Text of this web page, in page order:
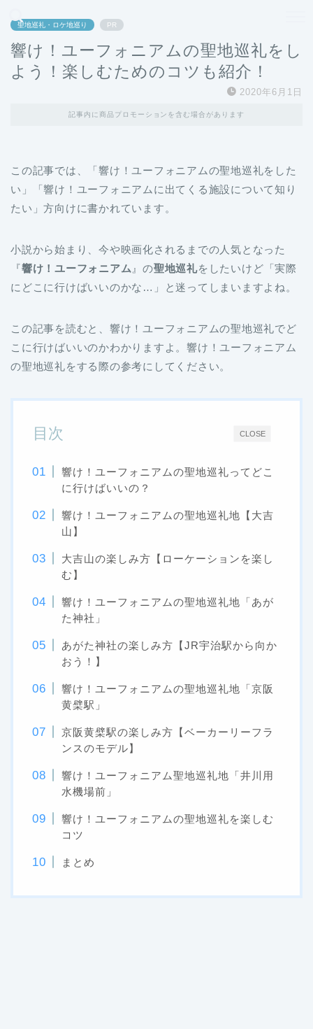
聖地巡礼・ロケ地巡り PR
響け！ユーフォニアムの聖地巡礼をし
よう！楽しむためのコツも紹介！
2020年6月1日
記事内に商品プロモーションを含む場合があります
この記事では、「響け！ユーフォニアムの聖地巡礼をした
い 」「響け！ユーフォニアムに出てくる施設について知り
たい 」方向けに書かれています。
小説から始まり、今や映画化されるまでの人気となった
『響け！ユーフォニアム 』の聖地巡礼をしたいけど「実際
にどこに行けばいいのかな…」と迷ってしまいますよね。
この記事を読むと、響け！ユーフォニアムの聖地巡礼でど
こに行けばいいのかわかりますよ。響け！ユーフォニアム
の聖地巡礼をする際の参考にしてください。
CLOSE
目次
響け！ユーフォニアムの聖地巡礼ってどこ
に行けばいいの？
響け！ユーフォニアムの聖地巡礼地【大吉
山】
大吉山の楽しみ方【ローケーションを楽し
む】
響け！ユーフォニアムの聖地巡礼地「あが
た神社」
あがた神社の楽しみ方【JR宇治駅から向か
おう！】
響け！ユーフォニアムの聖地巡礼地「京阪
黄檗駅」
京阪黄檗駅の楽しみ方【ベーカーリーフラ
ンスのモデル】
響け！ユーフォニアム聖地巡礼地「井川用
水機場前」
響け！ユーフォニアムの聖地巡礼を楽しむ
コツ
まとめ